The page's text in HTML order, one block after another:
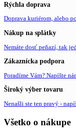
Rýchla doprava
Doprava kuriérom, alebo
Nákup na splátky
Nemáte dosť peňazí, tak
Zákaznícka podpora
Poradíme Vám? Napíšte
Široký výber tovaru
Nenašli ste ten pravý -
Všetko o nákupe